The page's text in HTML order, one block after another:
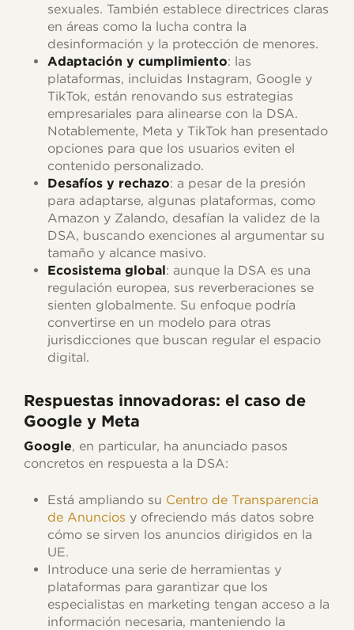
sexuales. También establece directrices claras
en áreas como la lucha contra la
desinformación y la protección de menores.
Adaptación y cumplimiento: las
plataformas, incluidas Instagram, Google y
TikTok, están renovando sus estrategias
empresariales para alinearse con la DSA.
Notablemente, Meta y TikTok han presentado
opciones para que los usuarios eviten el
contenido personalizado.
Desafíos y rechazo: a pesar de la presión
para adaptarse, algunas plataformas, como
Amazon y Zalando, desafían la validez de la
DSA, buscando exenciones al argumentar su
tamaño y alcance masivo.
Ecosistema global: aunque la DSA es una
regulación europea, sus reverberaciones se
sienten globalmente. Su enfoque podría
convertirse en un modelo para otras
jurisdicciones que buscan regular el espacio
digital.
Respuestas innovadoras: el caso de
Google y Meta
Google, en particular, ha anunciado pasos
concretos en respuesta a la DSA:
Está ampliando su Centro de Transparencia
de Anuncios y ofreciendo más datos sobre
cómo se sirven los anuncios dirigidos en la
UE.
Introduce una serie de herramientas y
plataformas para garantizar que los
especialistas en marketing tengan acceso a la
información necesaria, manteniendo la